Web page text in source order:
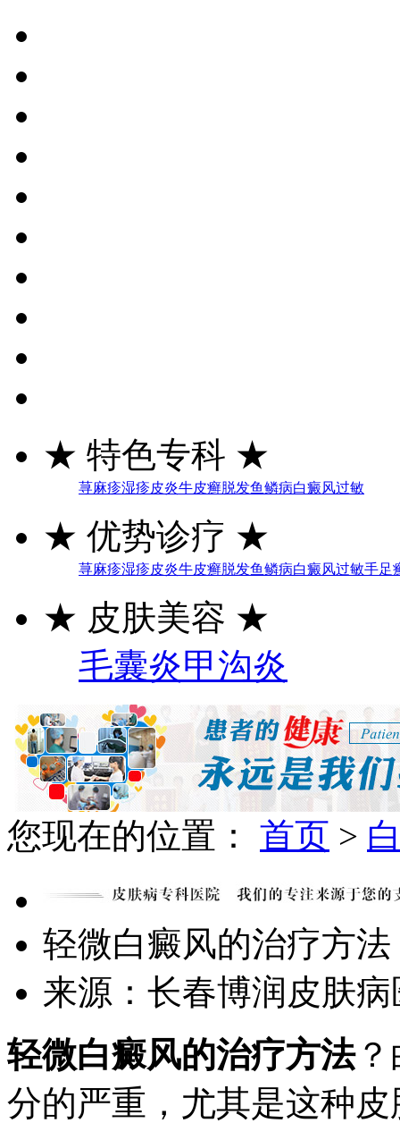
★ 特色专科 ★
荨麻疹湿疹皮炎牛皮癣脱发鱼鳞病白癜风过敏
★ 优势诊疗 ★
荨麻疹湿疹皮炎牛皮癣脱发鱼鳞病白癜风过敏手足
★ 皮肤美容 ★
毛囊炎甲沟炎
您现在的位置： 首页 >
轻微白癜风的治疗方法
来源：长春博润皮肤
轻微白癜风的治疗方法？
分的严重，尤其是这种